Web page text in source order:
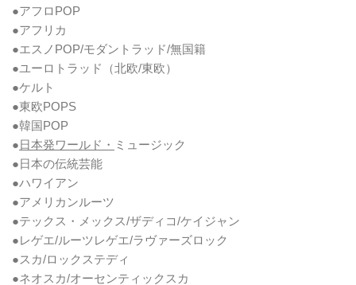
●アフロPOP
●アフリカ
●エスノPOP/モダントラッド/無国籍
●ユーロトラッド（北欧/東欧）
●ケルト
●東欧POPS
●韓国POP
●日本発ワールド・ ミュージック
●日本の伝統芸能
●ハワイアン
●アメリカンルーツ
●テックス・メックス/ザディコ/ケイジャン
●レゲエ/ルーツレゲエ/ラヴァーズロック
●スカ/ロックステディ
●ネオスカ/オーセンティックスカ